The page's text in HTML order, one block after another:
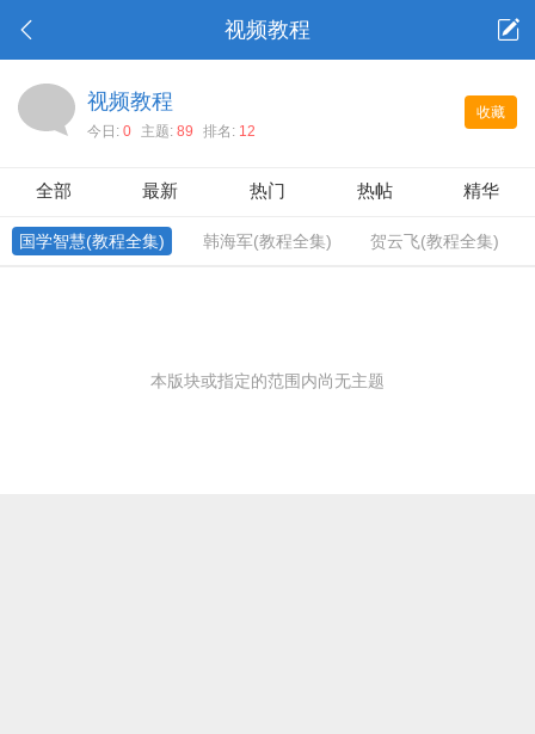
视频教程
收藏
视频教程
今日: 0 主题: 89 排名: 12
全部 最新 热门 热帖 精华
国学智慧(教程全集) 韩海军(教程全集) 贺云飞(教程全集)
本版块或指定的范围内尚无主题